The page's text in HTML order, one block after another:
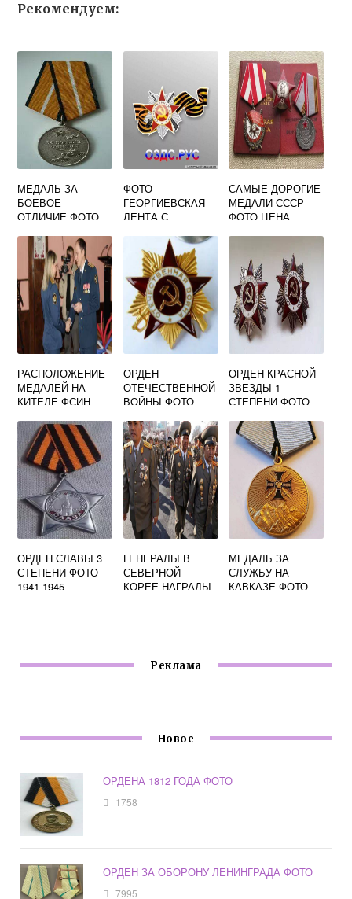
Рекомендуем:
МЕДАЛЬ ЗА
БОЕВОЕ
ОТЛИЧИЕ ФОТО
ФОТО
ГЕОРГИЕВСКАЯ
ЛЕНТА С
ОТЕЧЕСТВЕННОЙ
ВОЙНЫ
САМЫЕ ДОРОГИЕ
МЕДАЛИ СССР
ФОТО ЦЕНА
РАСПОЛОЖЕНИЕ
МЕДАЛЕЙ НА
КИТЕЛЕ ФСИН
ОРДЕН
ОТЕЧЕСТВЕННОЙ
ВОЙНЫ ФОТО
РАЗРЕШЕНИЯ
ОРДЕН КРАСНОЙ
ЗВЕЗДЫ 1
СТЕПЕНИ ФОТО
ОРДЕН СЛАВЫ 3
СТЕПЕНИ ФОТО
1941 1945
ГЕНЕРАЛЫ В
СЕВЕРНОЙ
КОРЕЕ НАГРАДЫ
МЕДАЛЬ ЗА
СЛУЖБУ НА
КАВКАЗЕ ФОТО
Реклама
Новое
ОРДЕНА 1812 ГОДА ФОТО
1758
ОРДЕН ЗА ОБОРОНУ ЛЕНИНГРАДА ФОТО
7995